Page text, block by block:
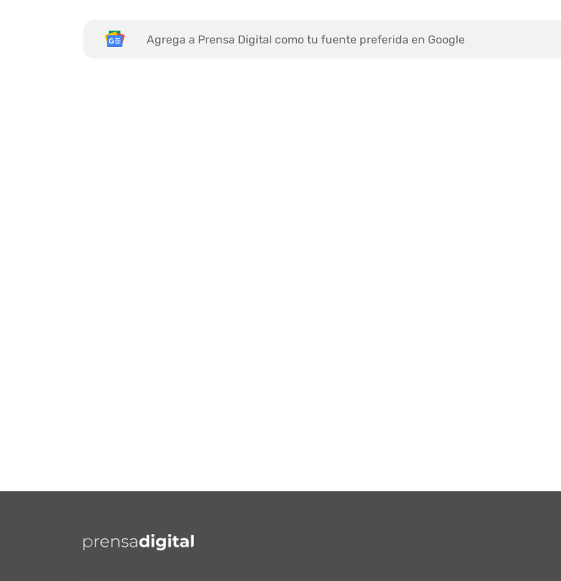
Agrega a Prensa Digital como tu fuente preferida en Google